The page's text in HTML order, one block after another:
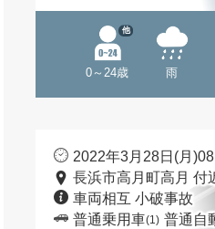
0～24歳
他
雨
2022年3月28日(月
長浜市高月町高月 付
車両相互 小破事故
普通乗用車(1) 普通自